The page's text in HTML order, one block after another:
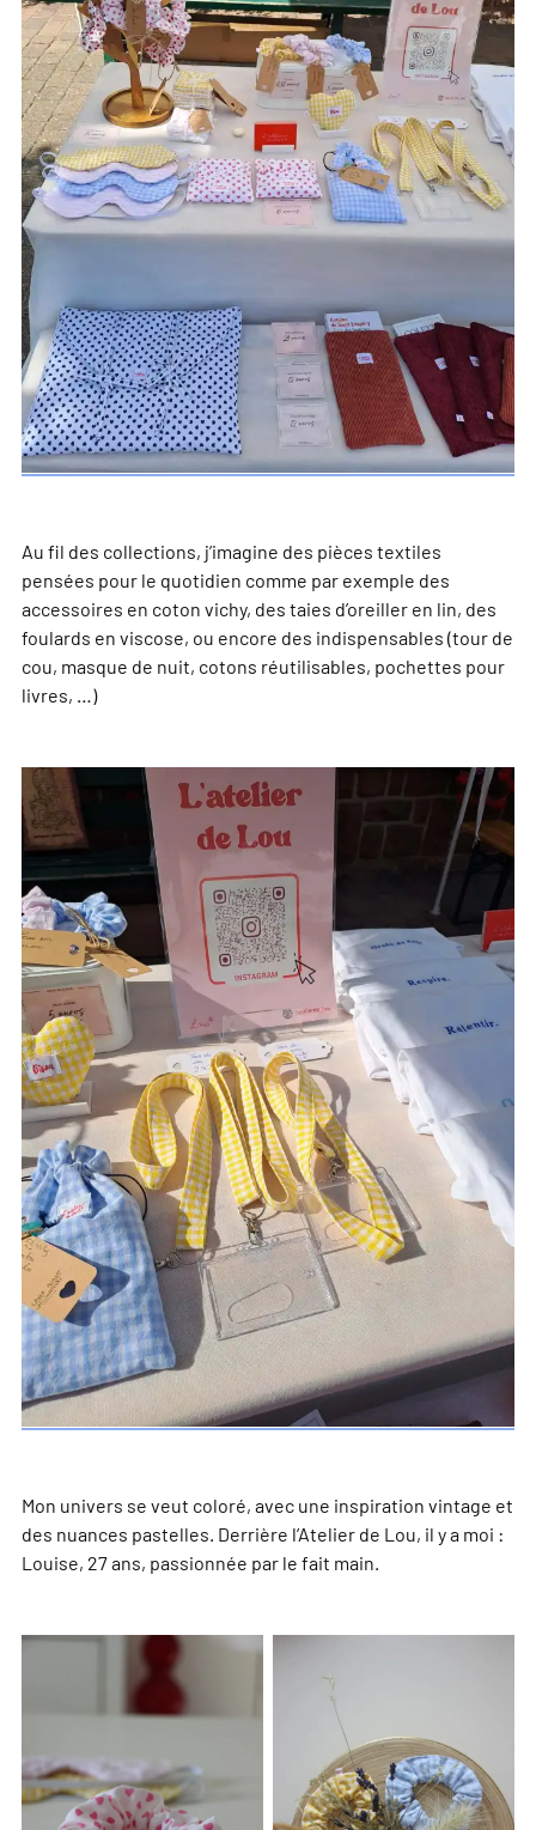
Au fil des collections, j’imagine des pièces textiles
pensées pour le quotidien comme par exemple des
accessoires en coton vichy, des taies d’oreiller en lin, des
foulards en viscose, ou encore des indispensables (tour de
cou, masque de nuit, cotons réutilisables, pochettes pour
livres, …)
Mon univers se veut coloré, avec une inspiration vintage et
des nuances pastelles. Derrière l’Atelier de Lou, il y a moi :
Louise, 27 ans, passionnée par le fait main.